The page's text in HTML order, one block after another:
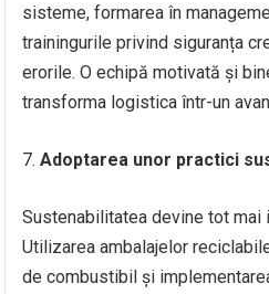
sisteme, formarea în
trainingurile privind siguranța
erorile. O echipă motivată și
transforma logistica într-un
Adoptarea unor practici
Sustenabilitatea devine tot mai
Utilizarea ambalajelor
de combustibil și